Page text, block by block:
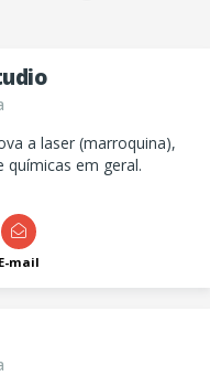
a laser (marroquina),
químicas em geral.
E-mail